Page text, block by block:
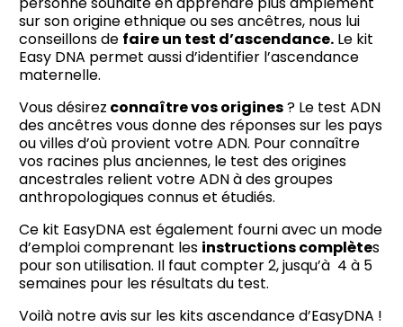
sur son origine ethnique ou ses ancêtres, nous lui
conseillons de faire un test d’ascendance. Le kit
Easy DNA permet aussi d’identifier l’ascendance
maternelle.
Vous désirez connaître vos origines? Le test ADN
des ancêtres vous donne des réponses sur les pays
ou villes d’où provient votre ADN. Pour connaître
vos racines plus anciennes, le test des origines
ancestrales relient votre ADN à des groupes
anthropologiques connus et étudiés.
Ce kit EasyDNA est également fourni avec un mode
d’emploi comprenant les instructions complètes
pour son utilisation. Il faut compter 2, jusqu’à 4 à 5
semaines pour les résultats du test.
Voilà notre avis sur les kits ascendance d’EasyDNA !